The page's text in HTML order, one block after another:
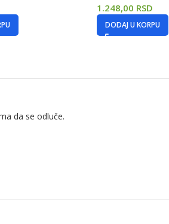
1.248,00 RSD
DODAJ U KORPU
da se odluče.